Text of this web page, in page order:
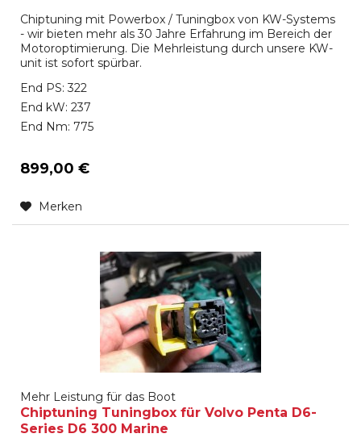
Chiptuning mit Powerbox / Tuningbox von KW-Systems
- wir bieten mehr als 30 Jahre Erfahrung im Bereich der
Motoroptimierung. Die Mehrleistung durch unsere KW-
unit ist sofort spürbar.
End PS: 322
End kW: 237
End Nm: 775
899,00 €
Merken
Mehr Leistung für das Boot
Chiptuning Tuningbox für Volvo Penta D6-
Series D6 300 Marine